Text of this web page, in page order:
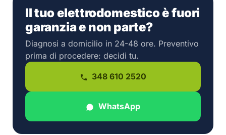
Il tuo elettrodomestico è fuori
garanzia e non parte?
Diagnosi a domicilio in 24-48 ore. Preventivo
prima di procedere: decidi tu.
348 610 2520
WhatsApp